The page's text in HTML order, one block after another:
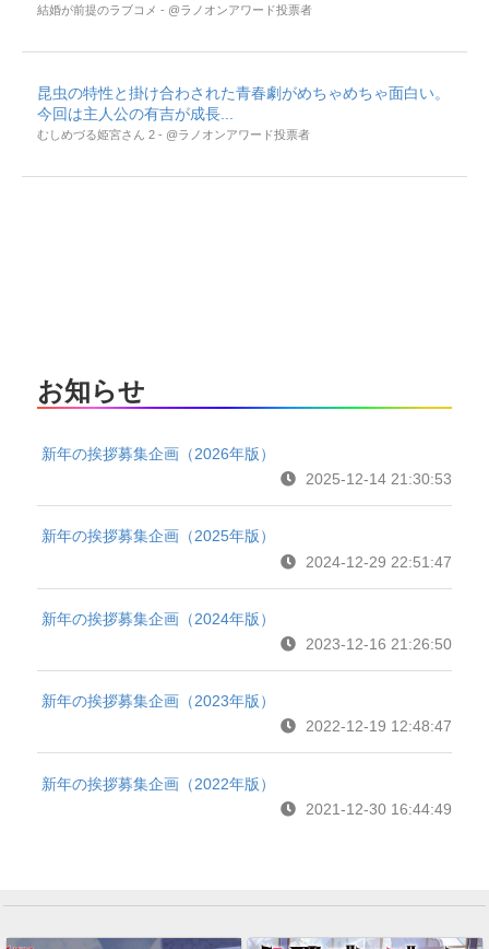
結婚が前提のラブコメ - @ラノオンアワード投票者
昆虫の特性と掛け合わされた青春劇がめちゃめちゃ面白い。
今回は主人公の有吉が成長...
むしめづる姫宮さん 2 - @ラノオンアワード投票者
お知らせ
新年の挨拶募集企画（2026年版）
2025-12-14 21:30:53
新年の挨拶募集企画（2025年版）
2024-12-29 22:51:47
新年の挨拶募集企画（2024年版）
2023-12-16 21:26:50
新年の挨拶募集企画（2023年版）
2022-12-19 12:48:47
新年の挨拶募集企画（2022年版）
2021-12-30 16:44:49